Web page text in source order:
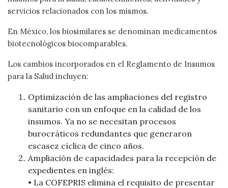
servicios relacionados con los mismos.
En México, los biosimilares se denominan medicamentos
biotecnológicos biocomparables.
Los cambios incorporados en el Reglamento de Insumos
para la Salud incluyen:
Optimización de las ampliaciones del registro
sanitario con un enfoque en la calidad de los
insumos. Ya no se necesitan procesos
burocráticos redundantes que generaron
escasez cíclica de cinco años.
Ampliación de capacidades para la recepción de
expedientes en inglés:
• La COFEPRIS elimina el requisito de presentar